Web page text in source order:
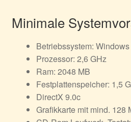
Minimale
Betriebssystem: Windows
Prozessor: 2,6 GHz
Ram: 2048 MB
Festplattenspeicher: 1,5
DirectX 9.0c
Grafikkarte mit mind. 128